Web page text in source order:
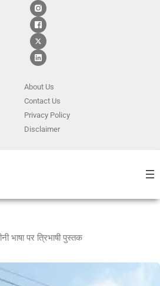
About Us
ContactUs
Privacy Policy
Disclaimer
भाषा पर त्रिभाषी पुस्तक